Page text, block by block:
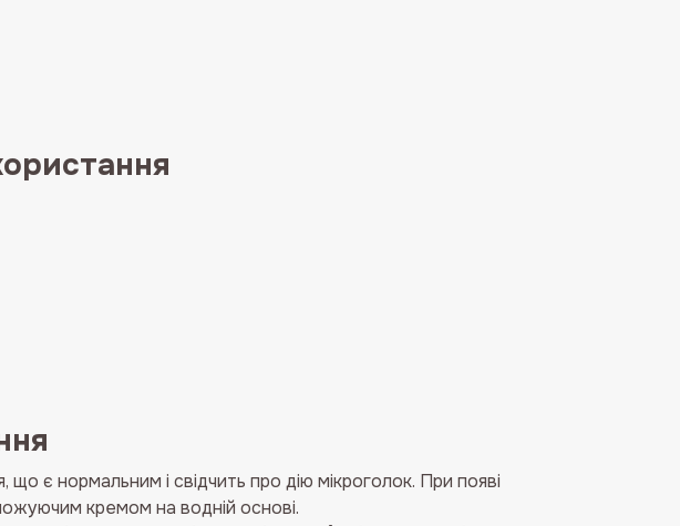
є нормальним і свідчить про дію мікроголок. При появі
кремом на водній основі.